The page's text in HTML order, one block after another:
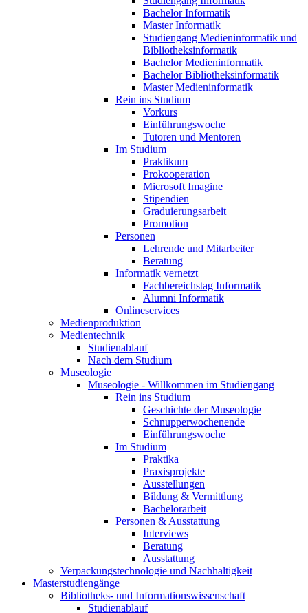
Bachelor Informatik
Master Informatik
Studiengang Medieninformatik und
Bibliotheksinformatik
Bachelor Medieninformatik
Bachelor Bibliotheksinformatik
Master Medieninformatik
Rein ins Studium
Vorkurs
Einführungswoche
Tutoren und Mentoren
Im Studium
Praktikum
Prokooperation
Microsoft Imagine
Stipendien
Graduierungsarbeit
Promotion
Personen
Lehrende und Mitarbeiter
Beratung
Informatik vernetzt
Fachbereichstag Informatik
Alumni Informatik
Onlineservices
Medienproduktion
Medientechnik
Studienablauf
Nach dem Studium
Museologie
Museologie - Willkommen im Studiengang
Rein ins Studium
Geschichte der Museologie
Schnupperwochenende
Einführungswoche
Im Studium
Praktika
Praxisprojekte
Ausstellungen
Bildung & Vermittlung
Bachelorarbeit
Personen & Ausstattung
Interviews
Beratung
Ausstattung
Verpackungstechnologie und Nachhaltigkeit
Masterstudiengänge
Bibliotheks- und Informationswissenschaft
Studienablauf